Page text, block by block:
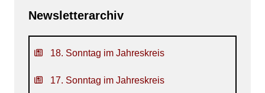
Newsletterarchiv
18. Sonntag im Jahreskreis
17. Sonntag im Jahreskreis